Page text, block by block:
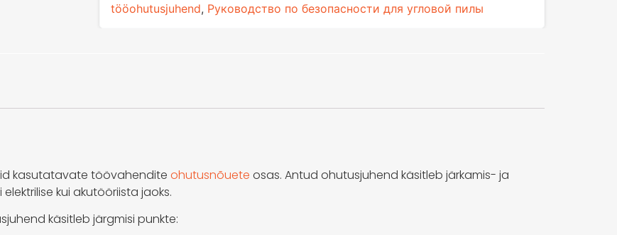
tööohutusjuhend, Руководство по безопасности для угловой пилы
kasutatavate töövahendite ohutusnõuete osas. Antud ohutusjuhend käsitleb järkamis- ja
kui akutööriista jaoks.
käsitleb järgmisi punkte: